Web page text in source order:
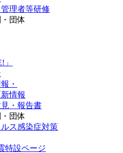
理者等研修
団体
・
情報
・報告書
団体
ス感染症対策
特設ページ